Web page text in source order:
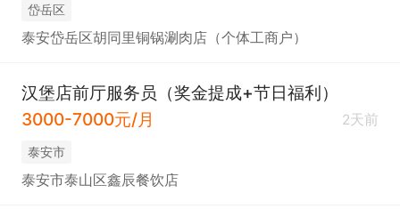
岱岳区
泰安岱岳区胡同里铜锅涮肉店（个体工商户）
汉堡店前厅服务员（奖金提成+节日福利）
3000-7000元/月
2天前
泰安市
泰安市泰山区鑫辰餐饮店